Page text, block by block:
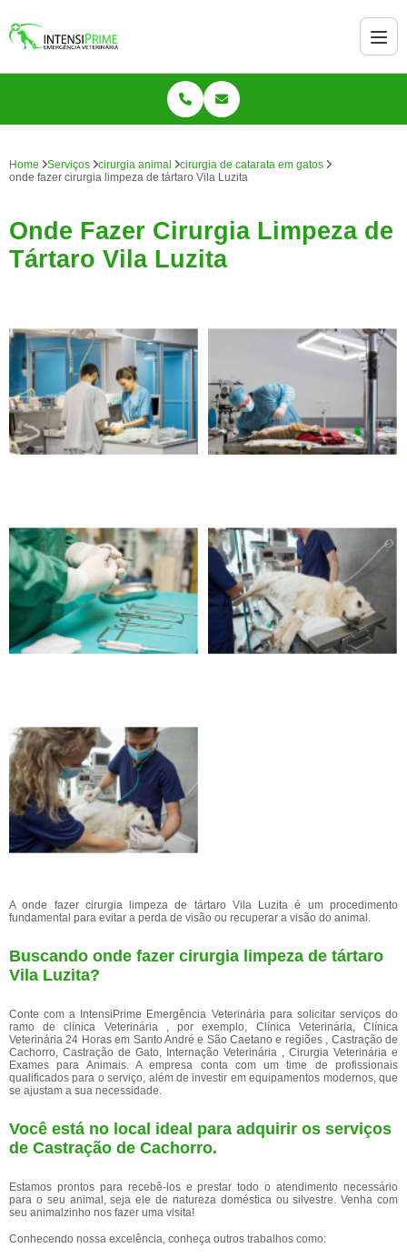
Home Serviços cirurgia animal
cirurgia de catarata em gatos
onde fazer cirurgia limpeza de tártaro Vila Luzita
Onde Fazer Cirurgia Limpeza de
Tártaro Vila Luzita
A onde fazer cirurgia limpeza de tártaro Vila Luzita é um procedimento
fundamental para evitar a perda de visão ou recuperar a visão do animal.
Buscando onde fazer cirurgia limpeza de tártaro
Vila Luzita?
Conte com a IntensiPrime Emergência Veterinária para solicitar serviços do
ramo de clínica Veterinária , por exemplo, Clínica Veterinária, Clínica
Veterinária 24 Horas em Santo André e São Caetano e regiões , Castração de
Cachorro, Castração de Gato, Internação Veterinária , Cirurgia Veterinária e
Exames para Animais. A empresa conta com um time de profissionais
qualificados para o serviço, além de investir em equipamentos modernos, que
se ajustam a sua necessidade.
Você está no local ideal para adquirir os serviços
de Castração de Cachorro.
Estamos prontos para recebê-los e prestar todo o atendimento necessário
para o seu animal, seja ele de natureza doméstica ou silvestre. Venha com
seu animalzinho nos fazer uma visita!
Conhecendo nossa excelência, conheça outros trabalhos como: